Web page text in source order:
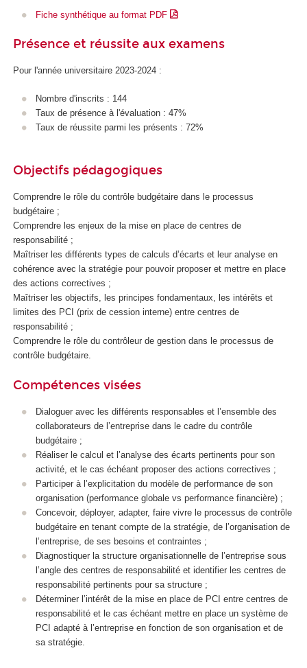
Fiche synthétique au format PDF
Présence et réussite aux examens
Pour l'année universitaire 2023-2024 :
Nombre d'inscrits : 144
Taux de présence à l'évaluation : 47%
Taux de réussite parmi les présents : 72%
Objectifs pédagogiques
Comprendre le rôle du contrôle budgétaire dans le processus
budgétaire ;
Comprendre les enjeux de la mise en place de centres de
responsabilité ;
Maîtriser les différents types de calculs d’écarts et leur analyse en
cohérence avec la stratégie pour pouvoir proposer et mettre en place
des actions correctives ;
Maîtriser les objectifs, les principes fondamentaux, les intérêts et
limites des PCI (prix de cession interne) entre centres de
responsabilité ;
Comprendre le rôle du contrôleur de gestion dans le processus de
contrôle budgétaire.
Compétences visées
Dialoguer avec les différents responsables et l’ensemble des
collaborateurs de l’entreprise dans le cadre du contrôle
budgétaire ;
Réaliser le calcul et l’analyse des écarts pertinents pour son
activité, et le cas échéant proposer des actions correctives ;
Participer à l’explicitation du modèle de performance de son
organisation (performance globale vs performance financière) ;
Concevoir, déployer, adapter, faire vivre le processus de contrôle
budgétaire en tenant compte de la stratégie, de l’organisation de
l’entreprise, de ses besoins et contraintes ;
Diagnostiquer la structure organisationnelle de l’entreprise sous
l’angle des centres de responsabilité et identifier les centres de
responsabilité pertinents pour sa structure ;
Déterminer l’intérêt de la mise en place de PCI entre centres de
responsabilité et le cas échéant mettre en place un système de
PCI adapté à l’entreprise en fonction de son organisation et de
sa stratégie.